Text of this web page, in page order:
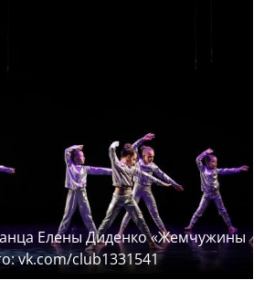
Елены Диденко «Жемчужины
vk.com/club1331541